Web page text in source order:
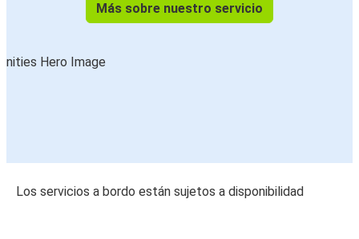
Más sobre nuestro servicio
Los servicios a bordo están sujetos a disponibilidad